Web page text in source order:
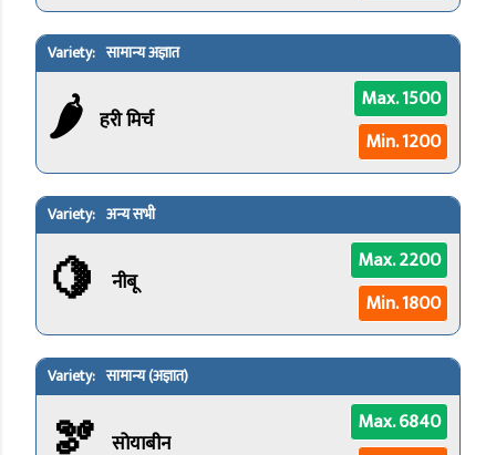
सामान्य अज्ञात
🌶️ हरी मिर्च
Max. 1500
Min. 1200
अन्य सभी
🍋 नीबू
Max. 2200
Min. 1800
सामान्य (अज्ञात)
सोयाबीन
Max. 6840